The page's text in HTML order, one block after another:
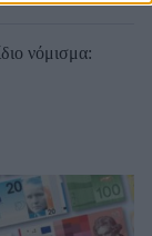
νόμισμα: